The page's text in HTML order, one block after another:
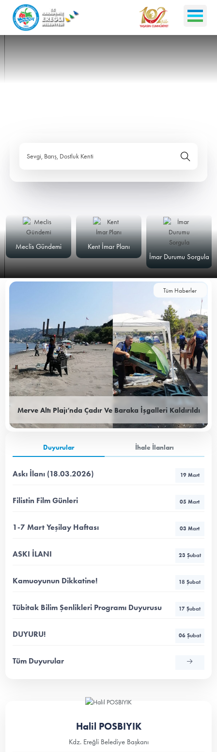
Sevgi, Barış, Dostluk Kenti
Meclis Gündemi
Kent İmar Planı
İmar Durumu Sorgula
Tüm Haberler
Merve Altı Plajı’nda Çadır Ve Baraka İşgalleri Kaldırıldı
Duyurular İhale İlanları
Askı İlanı (18.03.2026) 19 Mart
Filistin Film Günleri 05 Mart
1-7 Mart Yeşilay Haftası 03 Mart
ASKI İLANI 23 Şubat
Kamuoyunun Dikkatine! 18 Şubat
Tübitak Bilim Şenlikleri Programı Duyurusu 17 Şubat
DUYURU! 06 Şubat
Tüm Duyurular
Halil POSBIYIK
Kdz. Ereğli Belediye Başkanı